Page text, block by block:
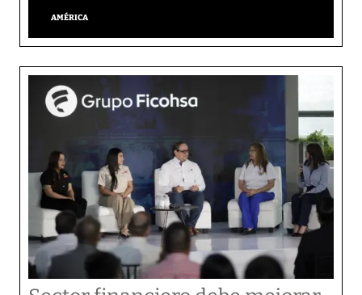
AMÉRICA